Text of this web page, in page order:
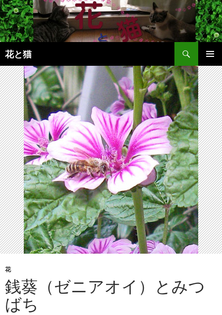
コ
ン
テ
ン
ツ
へ
ス
キ
ッ
プ
花と猫
検
索
メインメ
ニュー
花
銭葵（ゼニアオイ）とみつ
ばち